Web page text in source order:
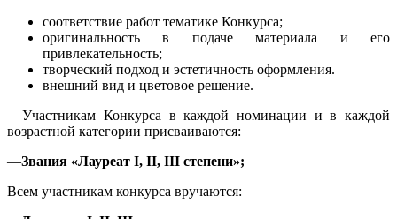
соответствие работ тематике Конкурса;
оригинальность в подаче материала и его
привлекательность;
творческий подход и эстетичность оформления.
внешний вид и цветовое решение.
Участникам Конкурса в каждой номинации и в каждой
возрастной категории присваиваются:
—Звания «Лауреат I, II, III степени»;
Всем участникам конкурса вручаются: